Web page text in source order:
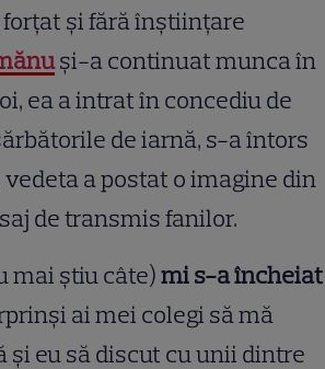
forțat și fără înștiințare
și-a continuat munca în
ea a intrat în concediu de
de iarnă, s-a întors
a postat o imagine din
de transmis fanilor.
mai știu câte)mi s-a încheiat
ai mei colegi să mă
și eu să discut cu unii dintre